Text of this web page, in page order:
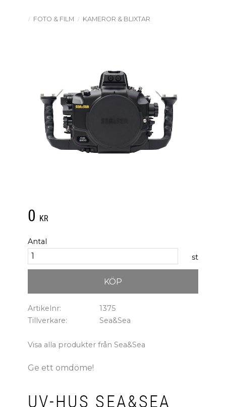
FOTO & FILM KAMEROR & BLIXTAR
0 KR
Antal
st
KÖP
Artikelnr
1375
Tillverkare
Sea&Sea
Visa alla produkter från Sea&Sea
Ge ett omdöme!
UV-HUS SEA&SEA